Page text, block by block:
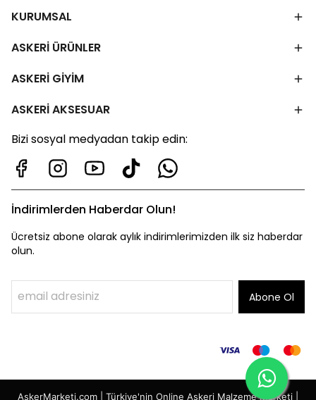
KURUMSAL
ASKERİ ÜRÜNLER
ASKERİ GİYİM
ASKERİ AKSESUAR
Bizi sosyal medyadan takip edin:
İndirimlerden Haberdar Olun!
Ücretsiz abone olarak aylık indirimlerimizden ilk siz haberdar
olun.
Abone Ol
AskerMarketi.com | Türkiye'nin Online Askeri Malzeme Marketi |